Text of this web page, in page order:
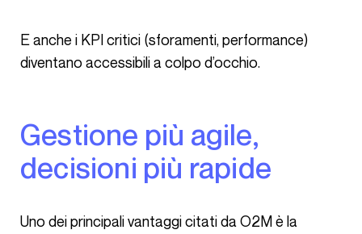
E anche i KPI critici (sforamenti, performance)
diventano accessibili a colpo d’occhio.
Gestione più agile,
decisioni più rapide
Uno dei principali vantaggi citati da O2M è la